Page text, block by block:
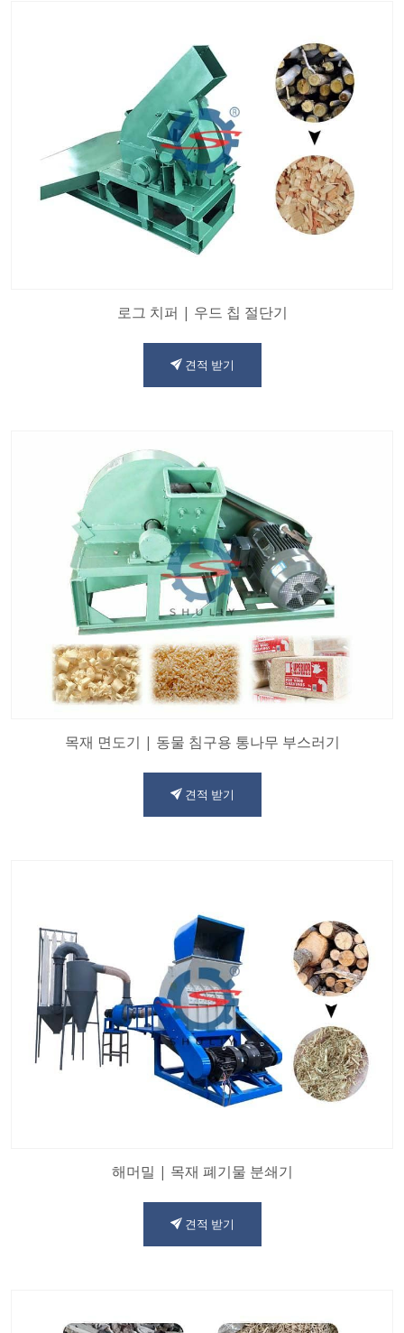
로그 치퍼 | 우드 칩 절단기
견적 받기
목재 면도기 | 동물 침구용 통나무 부스러기
견적 받기
해머밀 | 목재 폐기물 분쇄기
견적 받기